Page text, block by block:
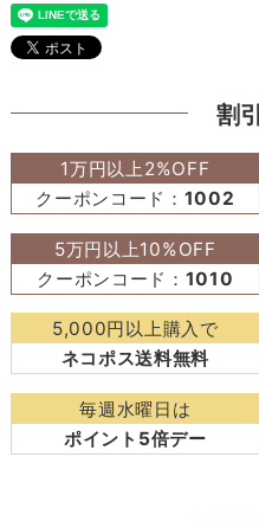
割
1万円以上2%OFF
クーポンコード： 1002
5万円以上10%OFF
クーポンコード： 1010
5,000円以上購入で
ネコポス送料無料
毎週水曜日は
ポイント5倍デー